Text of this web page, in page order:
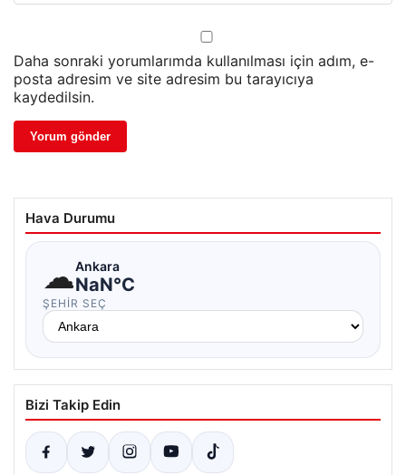
Daha sonraki yorumlarımda kullanılması için adım, e-
posta adresim ve site adresim bu tarayıcıya
kaydedilsin.
Hava Durumu
☁Ankara
NaN°C
ŞEHIR SEÇ
Bizi Takip Edin